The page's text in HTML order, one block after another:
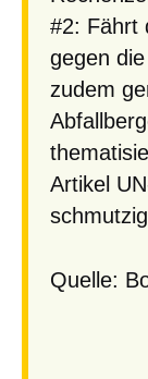
#2: Fährt
gegen
zudem
Artikel
Quelle: